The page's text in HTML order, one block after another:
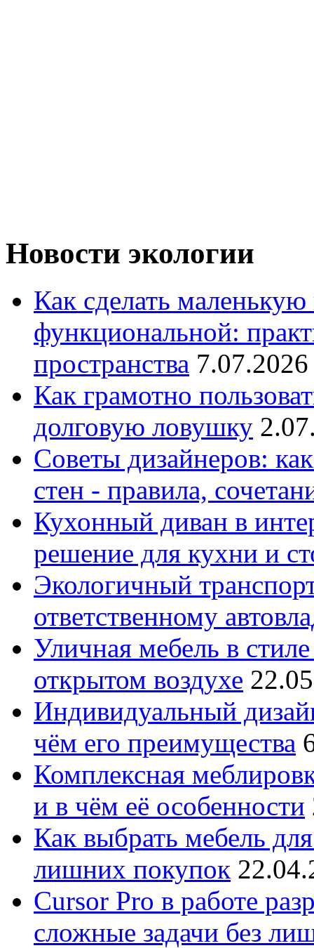
Новости экологии
Как сделать
функциональной:
пространства
Как грамотно
долговую ловушку
Советы дизайнеров:
стен - правила,
Кухонный диван в
решение для кухни и
Экологичный
ответственному
Уличная мебель в
открытом воздухе
Индивидуальный
чём его преимущества
Комплексная
и в чём её особенности
Как выбрать мебель
лишних покупок
Cursor Pro в работе
сложные задачи без